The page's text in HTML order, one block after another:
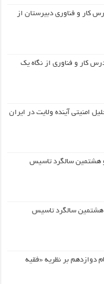
کار و فناوری دبیرستان از
کار و فناوری از نگاه یک
امنیتی آینده ولایت در ایران
هشتمین سالگرد تاسیس
سالگرد تاسیس
دوازدهم بر نظریه «فقیه